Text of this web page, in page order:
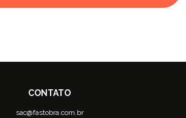
sac@fastobra.com.br